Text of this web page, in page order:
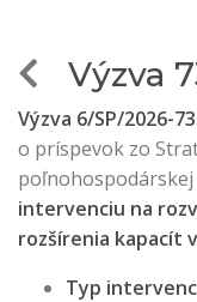
Výzva
Výzva 6/SP/2026-
o príspevok zo
poľnohospodárskej
intervenciu na
rozšírenia kapacít
Typ